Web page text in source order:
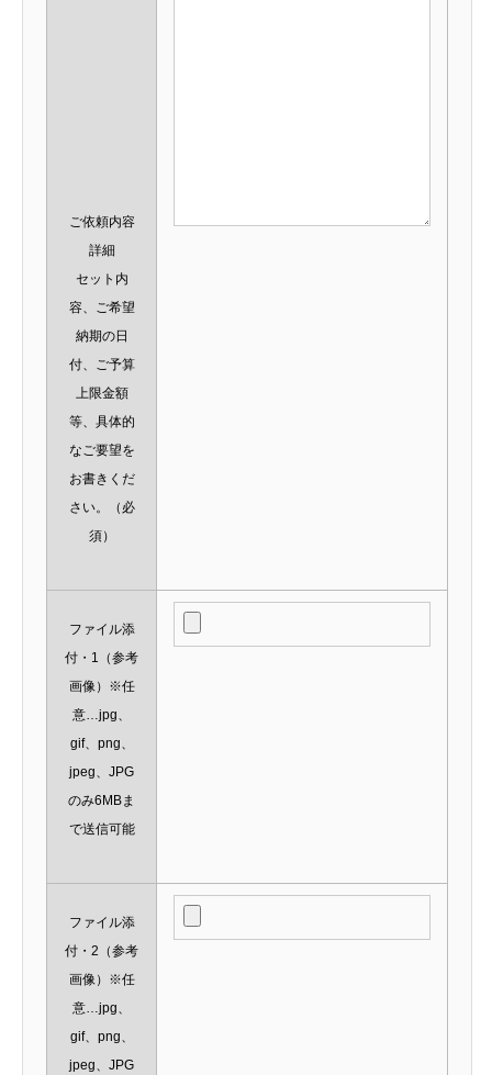
ご依頼内容
詳細
セット内
容、ご希望
納期の日
付、ご予算
上限金額
等、具体的
なご要望を
お書きくだ
さい。
（必
須）
ファイル添
付・1（参考
画像）※任
意…jpg、
gif、png、
jpeg、JPG
のみ6MBま
で送信可能
ファイル添
付・2（参考
画像）※任
意…jpg、
gif、png、
jpeg、JPG